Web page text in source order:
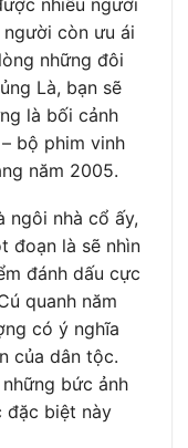
nhiều người
còn ưu ái
những đôi
Là, bạn sẽ
là bối cảnh
bộ phim vinh
năm 2005.
ngôi nhà cổ ấy,
đoạn là sẽ nhìn
đánh dấu cực
quanh năm
có ý nghĩa
của dân tộc.
bức ảnh
đặc biệt này